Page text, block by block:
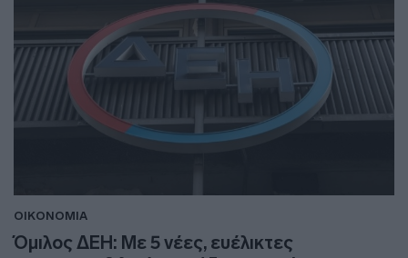
ΟΙΚΟΝΟΜΙΑ
Όμιλος ΔΕΗ: Με 5 νέες, ευέλικτες